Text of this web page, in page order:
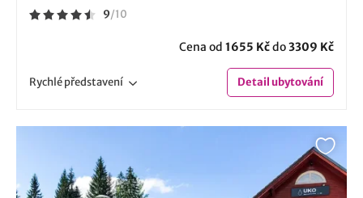
9/10
Cena od 1655 Kčdo3309 Kč
Rychlépředstavení Detailubytování